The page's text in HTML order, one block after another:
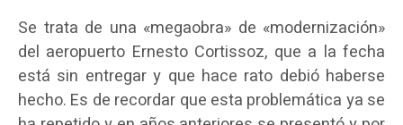
Se trata de una «megaobra» de «modernización»
del aeropuerto Ernesto Cortissoz, que a la fecha
está sin entregar y que hace rato debió haberse
hecho. Es de recordar que esta problemática ya se